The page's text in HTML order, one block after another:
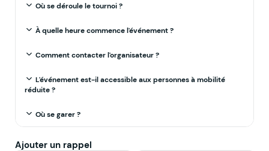
Où se déroule le tournoi ?
À quelle heure commence l'événement ?
Comment contacter l'organisateur ?
L'événement est-il accessible aux personnes à mobilité
réduite ?
Où se garer ?
Ajouter un rappel